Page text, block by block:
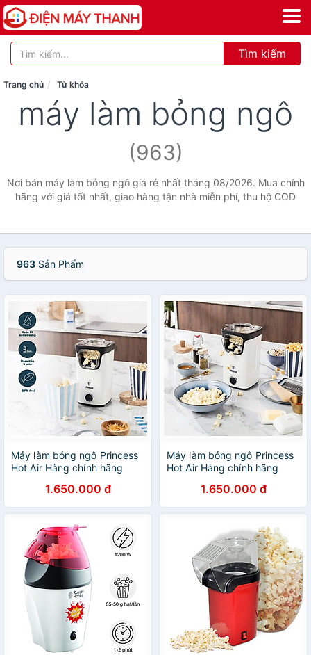
Tìm kiếm
Trang chủ Từ khóa
máy làm bỏng ngô
(963)
Nơi bán máy làm bỏng ngô giá rẻ nhất tháng 08/2026. Mua chính
hãng với giá tốt nhất, giao hàng tận nhà miễn phí, thu hộ COD
963 Sản Phẩm
Máy làm bỏng ngô Princess
Hot Air Hàng chính hãng
1.650.000 đ
Máy làm bỏng ngô Princess
Hot Air Hàng chính hãng
1.650.000 đ